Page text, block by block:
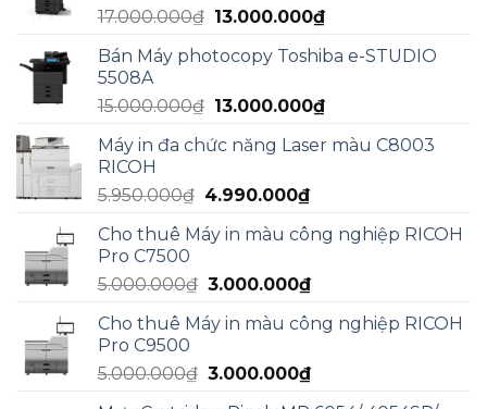
17.000.000₫ Giá
là:
13.000.000₫Giá
tại
13.000.000₫.
Bán Máy photocopy Toshiba e-STUDIO
5508A
15.000.000₫ Giá
là:
13.000.000₫Giá
tại
Máy in đa chức năng Laser màu C8003
RICOH
5.950.000₫ Giá
là:
4.990.000₫Giá
tại
4.990.000₫.
Cho thuê Máy in màu công nghiệp RICOH
Pro C7500
5.000.000₫ Giá
là:
3.000.000₫Giá
tại
3.000.000₫.
Cho thuê Máy in màu công nghiệp RICOH
Pro C9500
5.000.000₫ Giá
3.000.000₫Giá